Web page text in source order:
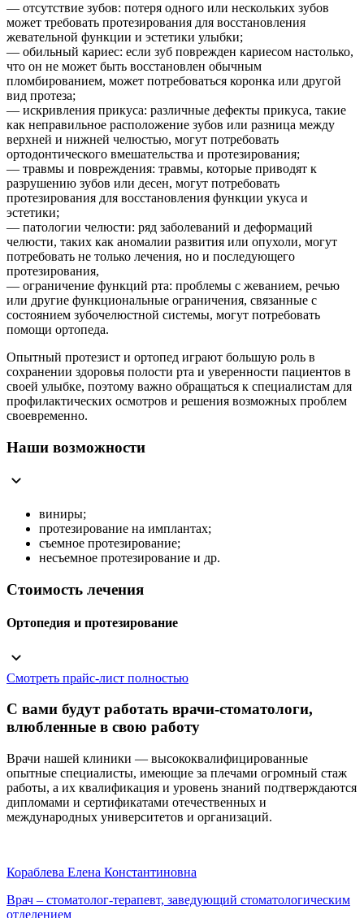
— отсутствие зубов: потеря одного или нескольких зубов
может требовать протезирования для восстановления
жевательной функции и эстетики улыбки;
— обильный кариес: если зуб поврежден кариесом настолько,
что он не может быть восстановлен обычным
пломбированием, может потребоваться коронка или другой
вид протеза;
— искривления прикуса: различные дефекты прикуса, такие
как неправильное расположение зубов или разница между
верхней и нижней челюстью, могут потребовать
ортодонтического вмешательства и протезирования;
— травмы и повреждения: травмы, которые приводят к
разрушению зубов или десен, могут потребовать
протезирования для восстановления функции укуса и
эстетики;
— патологии челюсти: ряд заболеваний и деформаций
челюсти, таких как аномалии развития или опухоли, могут
потребовать не только лечения, но и последующего
протезирования,
— ограничение функций рта: проблемы с жеванием, речью
или другие функциональные ограничения, связанные с
состоянием зубочелюстной системы, могут потребовать
помощи ортопеда.
Опытный протезист и ортопед играют большую роль в
сохранении здоровья полости рта и уверенности пациентов в
своей улыбке, поэтому важно обращаться к специалистам для
профилактических осмотров и решения возможных проблем
своевременно.
Наши возможности
виниры;
протезирование на имплантах;
съемное протезирование;
несъемное протезирование и др.
Стоимость лечения
Ортопедия и протезирование
Смотреть прайс-лист полностью
С вами будут работать врачи-стоматологи,
влюбленные в свою работу
Врачи нашей клиники — высококвалифицированные
опытные специалисты, имеющие за плечами огромный стаж
работы, а их квалификация и уровень знаний подтверждаются
дипломами и сертификатами отечественных и
международных университетов и организаций.
Кораблева Елена Константиновна
Врач – стоматолог-терапевт, заведующий стоматологическим
отделением